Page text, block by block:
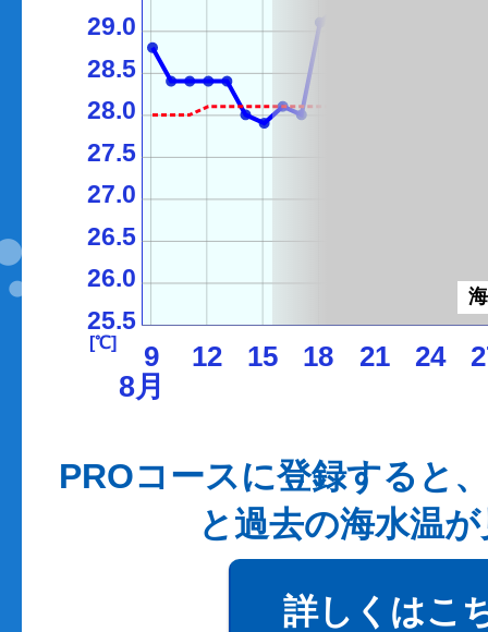
9 12 15 18 21 24
25.5
26.0
26.5
27.0
27.5
28.0
28.5
29.0
[℃]
8月
PROコースに登録すると
と過去の海水温
詳しくはこ